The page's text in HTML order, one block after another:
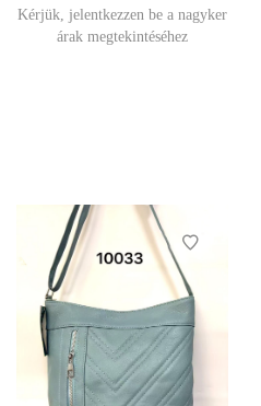
Kérjük, jelentkezzen be a nagyker
árak megtekintéséhez